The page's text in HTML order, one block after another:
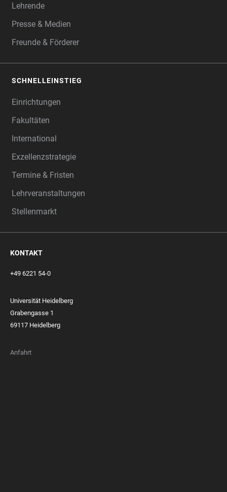
Lehrende
Presse & Medien
Freunde & Förderer
SCHNELLEINSTIEG
Einrichtungen
Fakultäten
International
Exzellenzstrategie
Termine & Fristen
Lehrveranstaltungen
Stellenmarkt
KONTAKT
+49 6221 54-0
Universität Heidelberg
Grabengasse 1
69117 Heidelberg
Anfahrt